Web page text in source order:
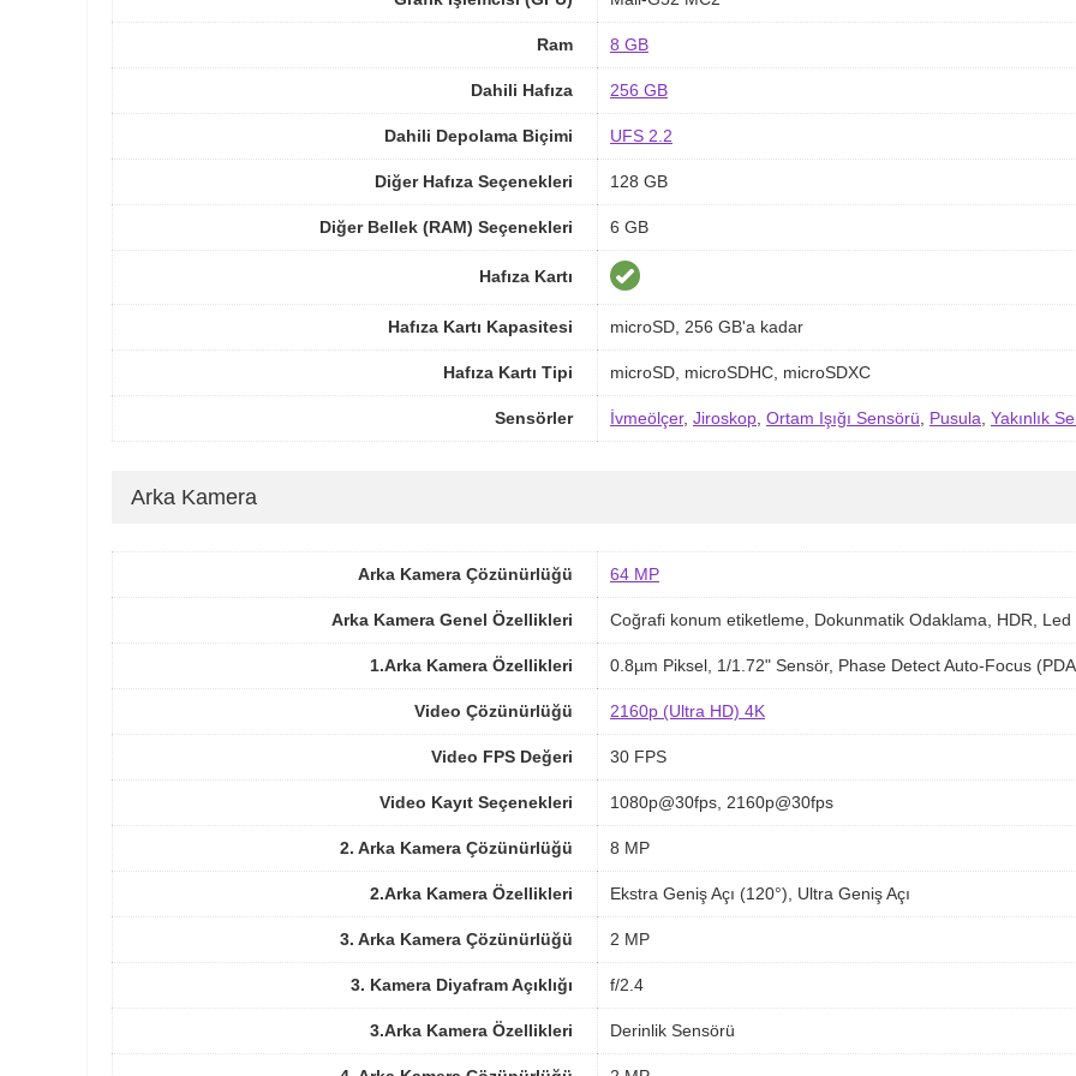
Ram 8 GB
Dahili Hafıza 256 GB
Dahili Depolama Biçimi UFS 2.2
Diğer Hafıza Seçenekleri 128 GB
Diğer Bellek (RAM) Seçenekleri 6 GB
Hafıza Kartı
Hafıza Kartı Kapasitesi microSD, 256 GB'a kadar
Hafıza Kartı Tipi microSD, microSDHC, microSDXC
Sensörler İvmeölçer, Jiroskop Ortam Işığı Sensörü Pusula Yakınlık
Arka Kamera
Arka Kamera Çözünürlüğü 64 MP
Arka Kamera Genel Özellikleri Coğrafi konum etiketleme, Dokunmatik Odaklama, HDR, Led
1.Arka Kamera Özellikleri 0.8µm Piksel, 1/1.72" Sensör, Phase Detect Auto-Focus
Video Çözünürlüğü 2160p (Ultra HD) 4K
Video FPS Değeri 30 FPS
Video Kayıt Seçenekleri 1080p@30fps, 2160p@30fps
2. Arka Kamera Çözünürlüğü 8 MP
2.Arka Kamera Özellikleri Ekstra Geniş Açı (120°), Ultra Geniş Açı
3. Arka Kamera Çözünürlüğü 2 MP
3. Kamera Diyafram Açıklığı f/2.4
3.Arka Kamera Özellikleri Derinlik Sensörü